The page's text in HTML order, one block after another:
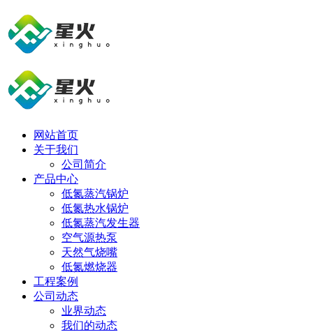
网站首页
关于我们
公司简介
产品中心
低氮蒸汽锅炉
低氮热水锅炉
低氮蒸汽发生器
空气源热泵
天然气烧嘴
低氮燃烧器
工程案例
公司动态
业界动态
我们的动态